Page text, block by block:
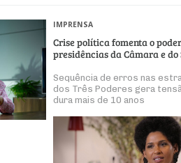
IMPRENSA
Crise política fomenta o
presidências da Câmara e do
Sequência de erros nas
dos Três Poderes gera
dura mais de 10 anos